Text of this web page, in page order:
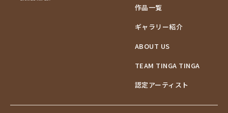
作品一覧
ギャラリー紹介
ABOUT US
TEAM TINGA TINGA
認定アーティスト